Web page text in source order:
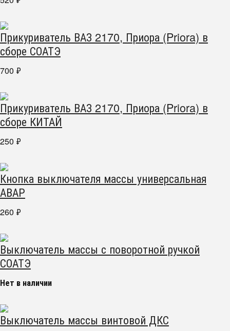
Прикуриватель ВАЗ 2170, Приора (Priora) в
сборе СОАТЭ
700 ₽
Прикуриватель ВАЗ 2170, Приора (Priora) в
сборе КИТАЙ
250 ₽
Кнопка выключателя массы универсальная
АВАР
260 ₽
Выключатель массы с поворотной ручкой
СОАТЭ
Нет в наличии
Выключатель массы винтовой ДКС